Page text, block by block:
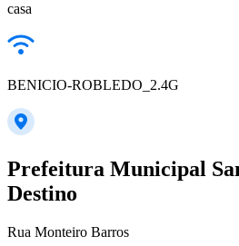
casa
BENICIO-ROBLEDO_2.4G
Prefeitura Municipal
Destino
Rua Monteiro Barros